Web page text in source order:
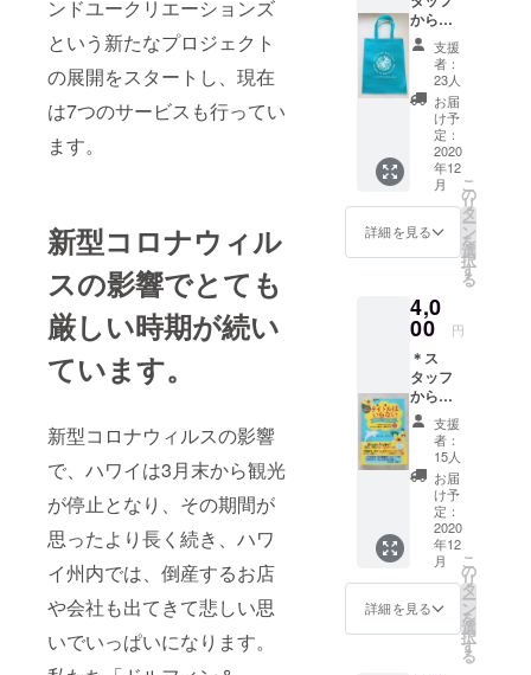
ンドユークリエーションズ
という新たなプロジェクト
の展開をスタートし、現在
は7つのサービスも行ってい
ます。
新型コロナウィル
スの影響でとても
厳しい時期が続い
ています。
新型コロナウィルスの影響
で、ハワイは3月末から観光
が停止となり、その期間が
思ったより長く続き、ハワ
イ州内では、倒産するお店
や会社も出てきて悲しい思
いでいっぱいになります。
からの
サン
キュー
カード
＊オリ
ジナル
エコ
バック
＊オリ
ジナル
クリア
ホル
ダー 以
上、3点
りしま
す。
支援
者：
23人
お届
け予
定：
2020
年12
月
詳細を見る
こ
の
リ
タ
ー
ン
を
選
択
す
る
4,0
00 円
＊ス
タッフ
からの
サン
キュー
カード
＊オリ
ジナル
エコ
バック
＊クリ
アホル
ダー ＊
ドル
フィン
＆ユー
支援
者：
15人
お届
け予
定：
2020
年12
月
詳細を見る
こ
の
リ
タ
ー
ン
を
選
択
す
る